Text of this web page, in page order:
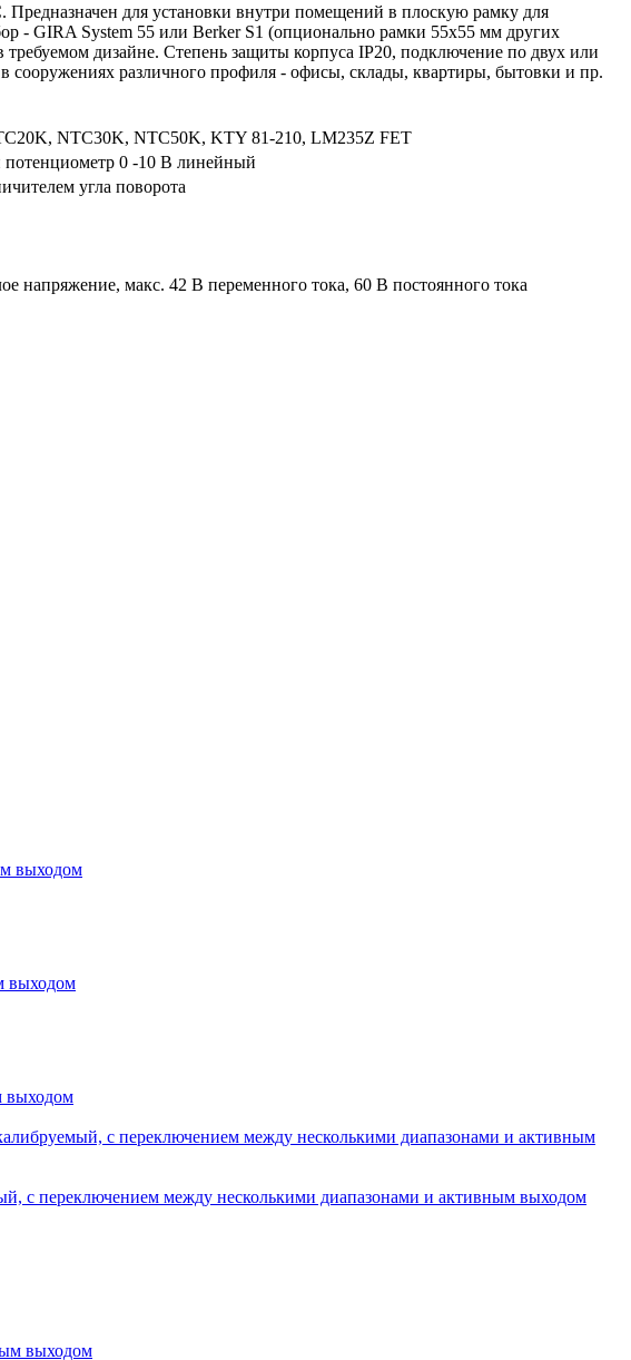
для установки внутри помещений в плоскую рамку для
- GIRA System 55 или Berker S1 (опционально рамки 55x55 мм других
требуемом дизайне. Степень защиты корпуса IP20, подключение по двух или
сооружениях различного профиля - офисы, склады, квартиры, бытовки и пр.
NTC30K, NTC50K, KTY 81-210, LM235Z FET
0 -10 B линейный
угла поворота
макс. 42 B переменного тока, 60 B постоянного тока
выходом
выходом
выходом
с переключением между несколькими диапазонами и активным
с переключением между несколькими диапазонами и активным выходом
выходом